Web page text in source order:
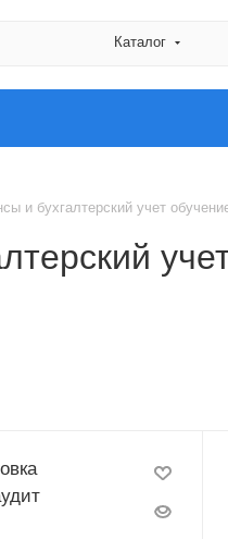
Каталог
и бухгалтерский учет